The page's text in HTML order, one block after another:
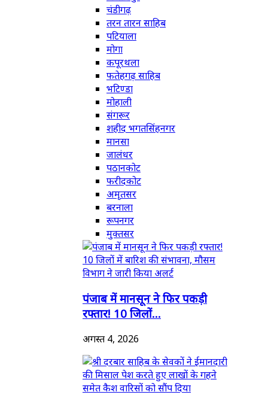
चंडीगढ़
तरन तारन साहिब
पटियाला
मोगा
कपूरथला
फतेहगढ़ साहिब
भटिण्डा
मोहाली
संगरूर
शहीद भगतसिंहनगर
मानसा
जालंधर
पठानकोट
फरीदकोट
अमृतसर
बरनाला
रूपनगर
मुक्तसर
पंजाब में मानसून ने फिर पकड़ी
रफ्तार! 10 जिलों...
अगस्त 4, 2026